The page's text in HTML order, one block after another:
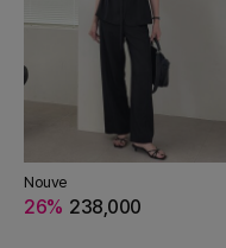
IZZAT
19%
COLLECTION
322,380
66%53,720
Nouve
26% 238,000